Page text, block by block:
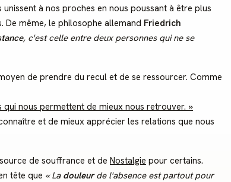
à nos proches en nous poussant à être plus
même, le philosophe allemand Friedrich
, c'est celle entre deux personnes qui ne se
de prendre du recul et de se ressourcer. Comme
nous permettent de mieux nous retrouver. »
et de mieux apprécier les relations que nous
de souffrance et de Nostalgie pour certains.
tête que « La douleurde l'absence est partout pour